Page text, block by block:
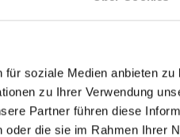
soziale Medien anbieten zu
zu Ihrer Verwendung
Partner führen diese
die sie im Rahmen Ihrer